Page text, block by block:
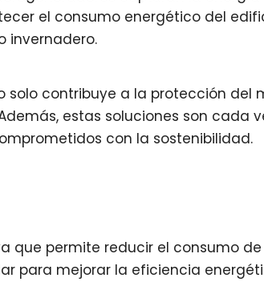
el consumo energético del
invernadero.
contribuye a la protección del
estas soluciones son cada
con la sostenibilidad.
que permite reducir el consumo
para mejorar la eficiencia